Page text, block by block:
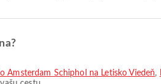
Amsterdam Schiphol na Letisko Viedeň,